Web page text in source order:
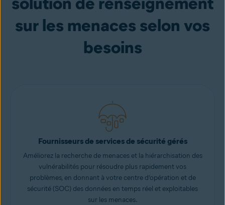
sur les menaces selon vos
besoins
Fournisseurs de services de sécurité gérés
Améliorez la recherche de menaces et la hiérarchisation des
vulnérabilités pour résoudre plus rapidement vos
problèmes, en donnant à votre centre d’opération et de
sécurité (SOC) des données en temps réel et exploitables
sur les menaces.